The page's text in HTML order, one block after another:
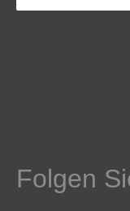
Folgen